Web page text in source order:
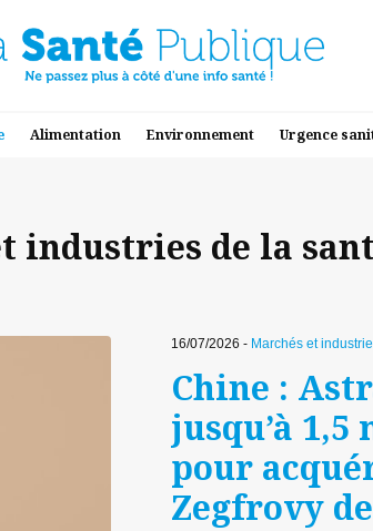
Alimentation Environnement Urgence
industries de la
16/07/2026 - Marchés et
Chine :
jusqu’à
pour
Zegfrovy